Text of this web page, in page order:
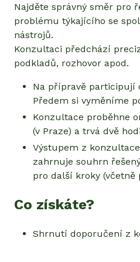
Najděte správný směr pro
problému týkajícího se
nástrojů.
Konzultaci předchází
podkladů, rozhovor apod.
Na přípravě participují
Předem si vyměníme
Konzultace proběhne
(v Praze) a trvá dvě
Výstupem z
zahrnuje souhrn
pro další kroky (včetně
Co získáte?
Shrnutí doporučení z